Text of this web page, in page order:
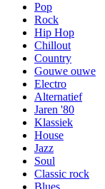
Pop
Rock
Hip Hop
Chillout
Country
Gouwe ouwe
Electro
Alternatief
Jaren '80
Klassiek
House
Jazz
Soul
Classic rock